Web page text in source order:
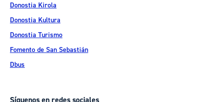
Donostia Kirola
Donostia Kultura
Donostia Turismo
Fomento de San Sebastián
Dbus
Síguenos en redes sociales